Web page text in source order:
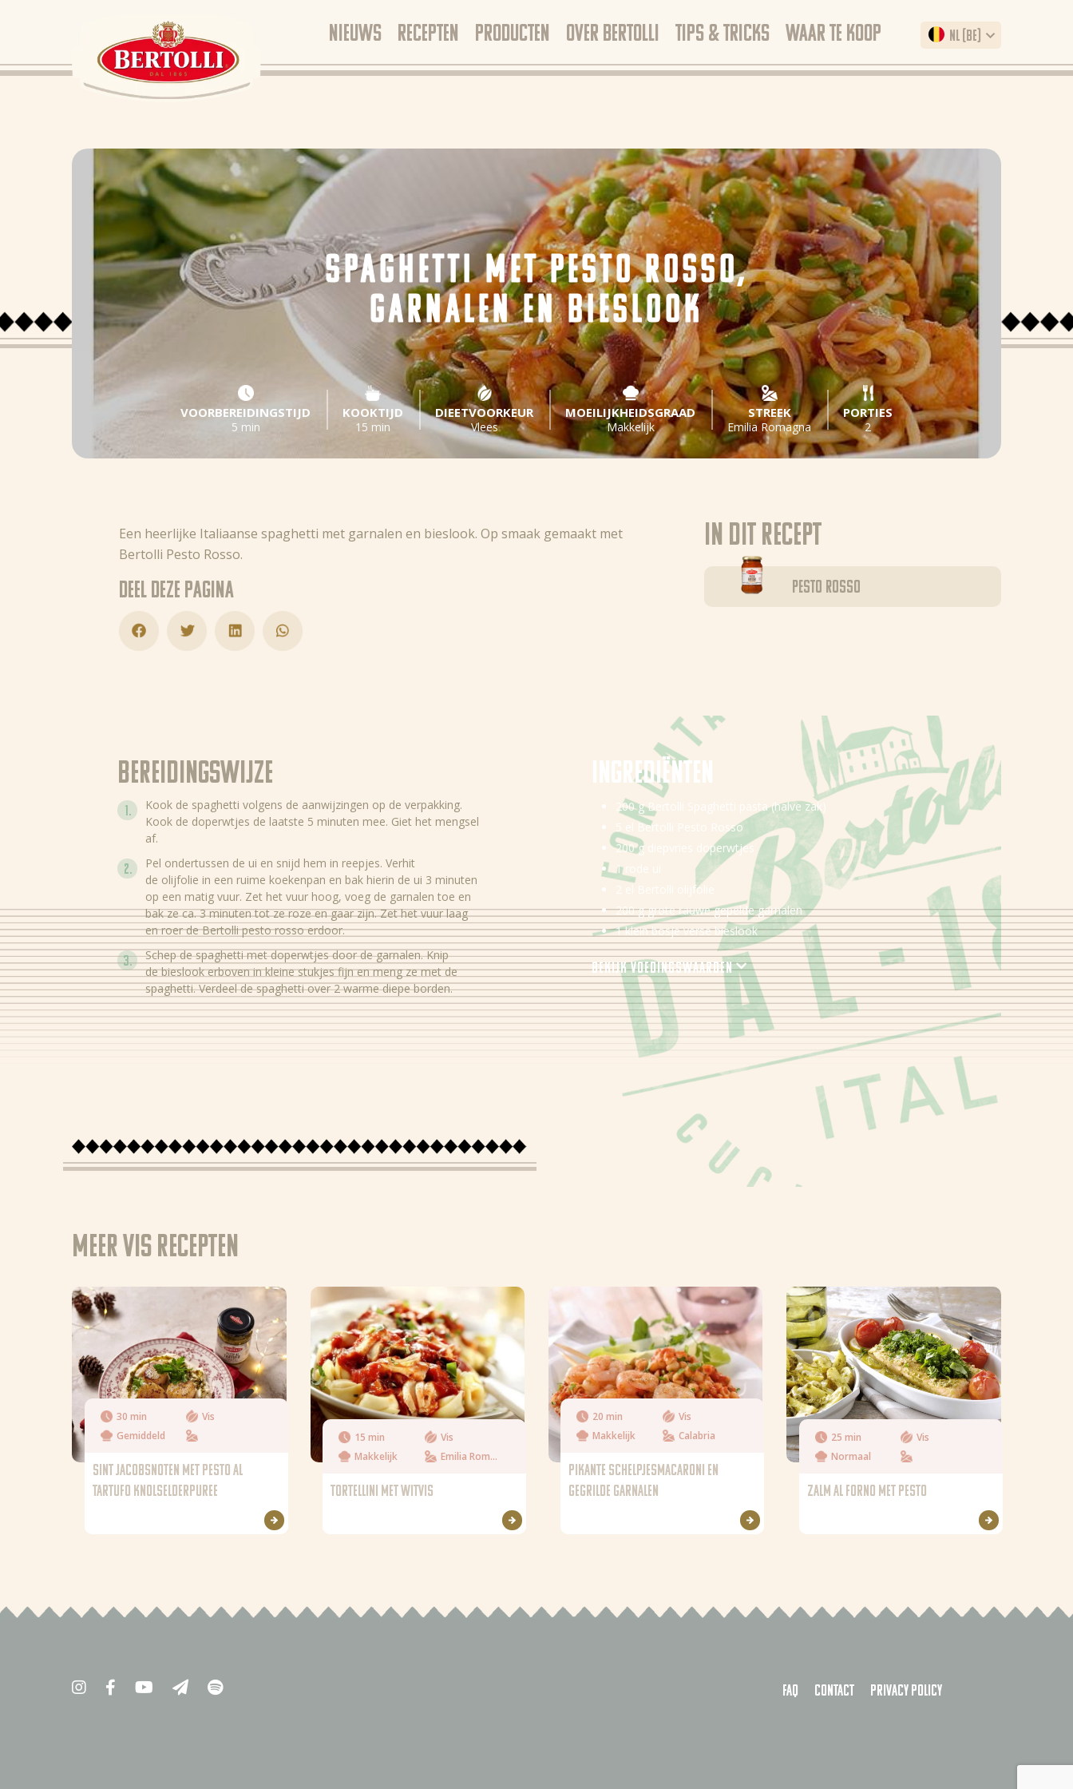
NIEUWS RECEPTEN PRODUCTEN OVER BERTOLLI TIPS & TRICKS WAAR TE KOOP NL (BE)
SPAGHETTI MET PESTO ROSSO,
GARNALEN EN BIESLOOK
VOORBEREIDINGSTIJD
5 min
KOOKTIJD
15 min
DIEETVOORKEUR
Vlees
MOEILIJKHEIDSGRAAD
Makkelijk
STREEK
Emilia Romagna
PORTIES
2
Een heerlijke Italiaanse spaghetti met garnalen en bieslook. Op smaak gemaakt met
Bertolli Pesto Rosso.
Deel deze pagina
In dit recept
Pesto Rosso
Bereidingswijze
Kook de spaghetti volgens de aanwijzingen op de verpakking.
Kook de doperwtjes de laatste 5 minuten mee. Giet het mengsel
af.
Pel ondertussen de ui en snijd hem in reepjes. Verhit
de olijfolie in een ruime koekenpan en bak hierin de ui 3 minuten
op een matig vuur. Zet het vuur hoog, voeg de garnalen toe en
bak ze ca. 3 minuten tot ze roze en gaar zijn. Zet het vuur laag
en roer de Bertolli pesto rosso erdoor.
Schep de spaghetti met doperwtjes door de garnalen. Knip
de bieslook erboven in kleine stukjes fijn en meng ze met de
spaghetti. Verdeel de spaghetti over 2 warme diepe borden.
Ingrediënten
200 g Bertolli Spaghetti pasta (halve zak)
5 el Bertolli Pesto Rosso
200 g diepvries doperwtjes
1 rode ui
2 el Bertolli olijfolie
200 g grote rauwe gepelde garnalen
1 klein bosje verse bieslook
Bekijk voedingswaarden
Energie
799 kJ (191 kcal)
Eiwitten
35,2 g
Koolhydraten
5,0 g
Meer Vis recepten
30 min
Vis
Gemiddeld
SINT JACOBSNOTEN MET PESTO AL
TARTUFO KNOLSELDERPUREE
15 min
Vis
Makkelijk
Emilia Romagna
TORTELLINI MET WITVIS
20 min
Vis
Makkelijk
Calabria
PIKANTE SCHELPJESMACARONI EN
GEGRILDE GARNALEN
25 min
Vis
Normaal
ZALM AL FORNO MET PESTO
FAQ Contact Privacy policy